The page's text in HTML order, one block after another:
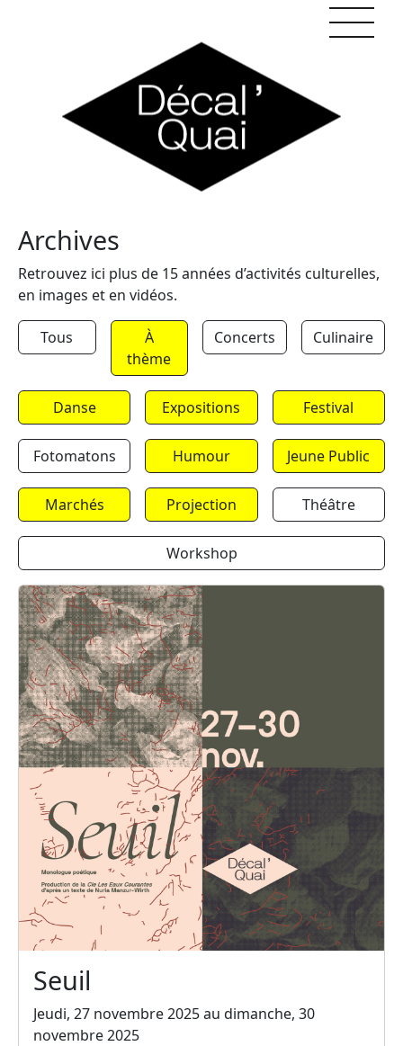
Archives
Retrouvez ici plus de 15 années d’activités culturelles,
en images et en vidéos.
Tous
À
thème
Concerts Culinaire
Danse Expositions Festival
Fotomatons Humour Jeune Public
Marchés Projection Théâtre
Workshop
Seuil
Jeudi, 27 novembre 2025 au dimanche, 30
novembre 2025